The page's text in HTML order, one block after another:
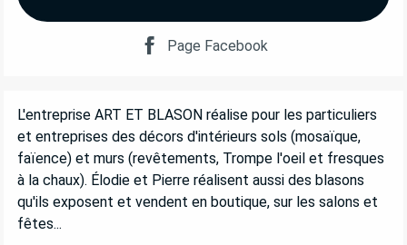
Page Facebook
DESCRIPTION
L'entreprise ART ET BLASON réalise pour les particuliers
et entreprises des décors d'intérieurs sols (mosaïque,
faïence) et murs (revêtements, Trompe l'oeil et fresques
à la chaux). Élodie et Pierre réalisent aussi des blasons
qu'ils exposent et vendent en boutique, sur les salons et
fêtes...